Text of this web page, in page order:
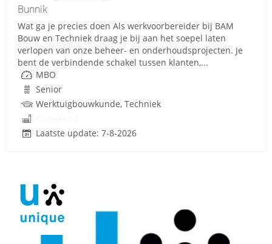
Bunnik
Wat ga je precies doen Als werkvoorbereider bij BAM
Bouw en Techniek draag je bij aan het soepel laten
verlopen van onze beheer- en onderhoudsprojecten. Je
bent de verbindende schakel tussen klanten,...
MBO
Senior
Werktuigbouwkunde, Techniek
Laatste update: 7-8-2026